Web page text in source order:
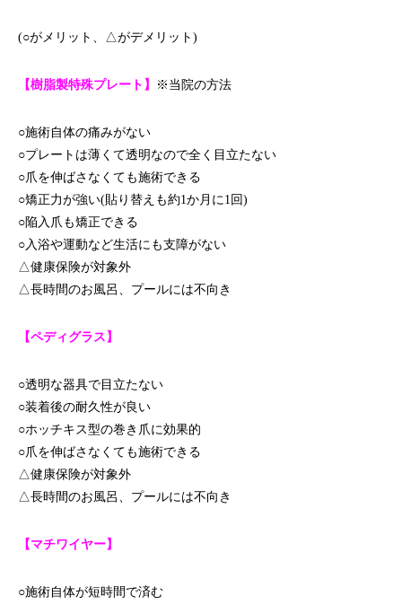
(○がメリット、△がデメリット)
【樹脂製特殊プレート】 ※当院の方法
○施術自体の痛みがない
○プレートは薄くて透明なので全く目立たない
○爪を伸ばさなくても施術できる
○矯正力が強い(貼り替えも約1か月に1回)
○陥入爪も矯正できる
○入浴や運動など生活にも支障がない
△健康保険が対象外
△長時間のお風呂、プールには不向き
【ペディグラス】
○透明な器具で目立たない
○装着後の耐久性が良い
○ホッチキス型の巻き爪に効果的
○爪を伸ばさなくても施術できる
△健康保険が対象外
△長時間のお風呂、プールには不向き
【マチワイヤー】
○施術自体が短時間で済む